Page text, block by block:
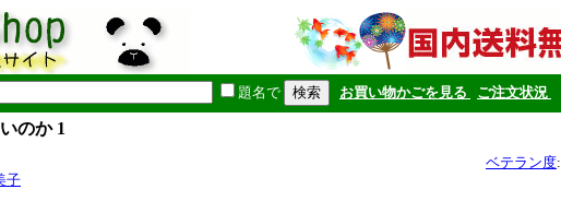
題名で お買い物かごを見る ご注文状況
のか 1
ベテラン度:
子